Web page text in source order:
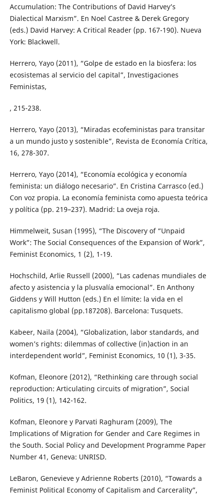
Accumulation: The Contributions of David Harvey’s
Dialectical Marxism”. En Noel Castree & Derek Gregory
(eds.) David Harvey: A Critical Reader (pp. 167-190). Nueva
York: Blackwell.
Herrero, Yayo (2011), “Golpe de estado en la biosfera: los
ecosistemas al servicio del capital”, Investigaciones
Feministas,
, 215-238.
Herrero, Yayo (2013), “Miradas ecofeministas para transitar
a un mundo justo y sostenible”, Revista de Economía Crítica,
16, 278-307.
Herrero, Yayo (2014), “Economía ecológica y economía
feminista: un diálogo necesario”. En Cristina Carrasco (ed.)
Con voz propia. La economía feminista como apuesta teórica
y política (pp. 219–237). Madrid: La oveja roja.
Himmelweit, Susan (1995), “The Discovery of “Unpaid
Work”: The Social Consequences of the Expansion of Work”,
Feminist Economics, 1 (2), 1-19.
Hochschild, Arlie Russell (2000), “Las cadenas mundiales de
afecto y asistencia y la plusvalía emocional”. En Anthony
Giddens y Will Hutton (eds.) En el límite: la vida en el
capitalismo global (pp.187208). Barcelona: Tusquets.
Kabeer, Naila (2004), “Globalization, labor standards, and
women’s rights: dilemmas of collective (in)action in an
interdependent world”, Feminist Economics, 10 (1), 3-35.
Kofman, Eleonore (2012), “Rethinking care through social
reproduction: Articulating circuits of migration”, Social
Politics, 19 (1), 142-162.
Kofman, Eleonore y Parvati Raghuram (2009), The
Implications of Migration for Gender and Care Regimes in
the South. Social Policy and Development Programme Paper
Number 41, Geneva: UNRISD.
LeBaron, Genevieve y Adrienne Roberts (2010), “Towards a
Feminist Political Economy of Capitalism and Carcerality”,